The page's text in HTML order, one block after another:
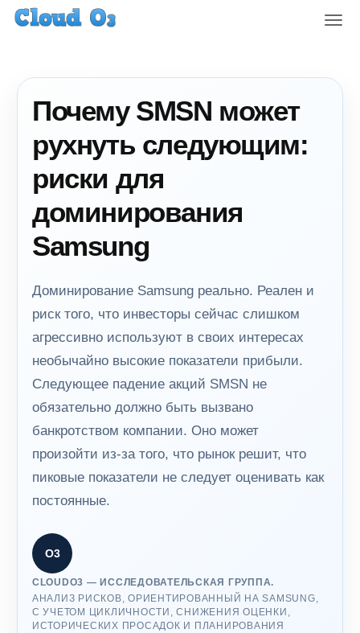
T
Почему SMSN может
рухнуть следующим:
риски для
доминирования
Samsung
Доминирование Samsung реально. Реален и
риск того, что инвесторы сейчас слишком
агрессивно используют в своих интересах
необычайно высокие показатели прибыли.
Следующее падение акций SMSN не
обязательно должно быть вызвано
банкротством компании. Оно может
произойти из-за того, что рынок решит, что
пиковые показатели не следует оценивать как
постоянные.
О3
CLOUDO3 — ИССЛЕДОВАТЕЛЬСКАЯ ГРУППА.
АНАЛИЗ РИСКОВ, ОРИЕНТИРОВАННЫЙ НА SAMSUNG,
С УЧЕТОМ ЦИКЛИЧНОСТИ, СНИЖЕНИЯ ОЦЕНКИ,
ИСТОРИЧЕСКИХ ПРОСАДОК И ПЛАНИРОВАНИЯ